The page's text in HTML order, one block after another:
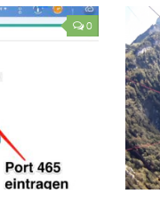
0